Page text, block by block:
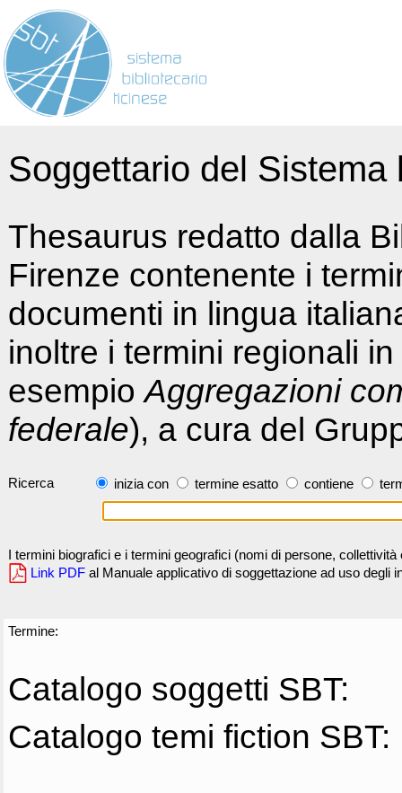
Soggettario del
Thesaurus redatto dalla
Firenze contenente i
documenti in lingua
inoltre i termini regionali
esempioAggregazioni
federale), a cura del
Ricerca inizia con termine esatto contiene
I termini biografici e i termini geografici (nomi di persone,
Link PDF al Manuale applicativo di soggettazione ad uso degli
Termine:
Catalogo soggetti SBT:
Catalogo temi fiction SBT: